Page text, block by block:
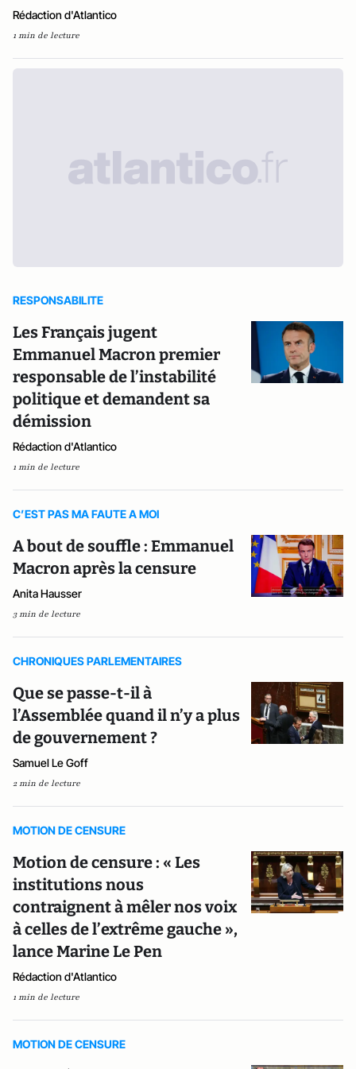
Rédaction d'Atlantico
1 min de lecture
RESPONSABILITE
Les Français jugent
Emmanuel Macron premier
responsable de l’instabilité
politique et demandent sa
démission
Rédaction d'Atlantico
1 min de lecture
C’EST PAS MA FAUTE A MOI
A bout de souffle : Emmanuel
Macron après la censure
Anita Hausser
3 min de lecture
CHRONIQUES PARLEMENTAIRES
Que se passe-t-il à
l’Assemblée quand il n’y a plus
de gouvernement ?
Samuel Le Goff
2 min de lecture
MOTION DE CENSURE
Motion de censure : « Les
institutions nous
contraignent à mêler nos voix
à celles de l’extrême gauche »,
lance Marine Le Pen
Rédaction d'Atlantico
1 min de lecture
MOTION DE CENSURE